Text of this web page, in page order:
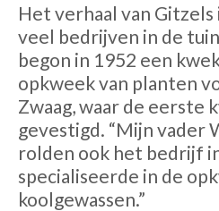
Het verhaal van
veel bedrijven in de
begon in 1952 een
opkweek van planten
Zwaag, waar de eerste
gevestigd. “Mijn vader
rolden ook het bedrijf
specialiseerde in de
koolgewassen.”